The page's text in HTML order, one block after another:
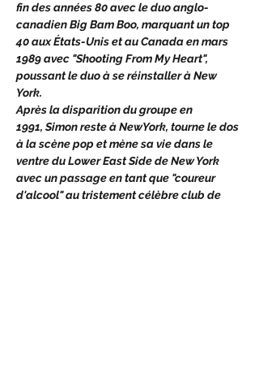
fin des années 80 avec le duo anglo-
canadien Big Bam Boo, marquant un top
40 aux États-Unis et au Canada en mars
1989 avec "Shooting From My Heart",
poussant le duo à se réinstaller à New
York.
Après la disparition du groupe en
1991, Simon reste à NewYork, tourne le dos
à la scène pop et mène sa vie dans le
ventre du Lower East Side de New York
avec un passage en tant que "coureur
d'alcool" au tristement célèbre club de